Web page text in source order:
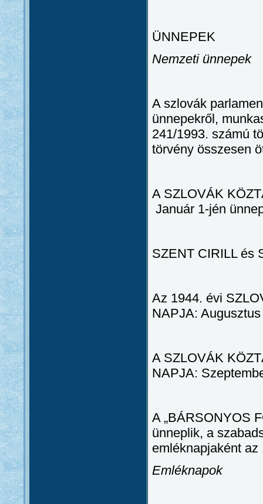
ÜNNEPEK
Nemzeti ünnepek
A szlovák
ünnepekről,
241/1993. számú
törvény összesen
A SZLOVÁK
Január 1-jén
SZENT CIRILL és
Az 1944. évi
NAPJA:
A SZLOVÁK
NAPJA:
A „BÁRSONYOS
ünneplik, a
emléknapjaként
Emléknapok